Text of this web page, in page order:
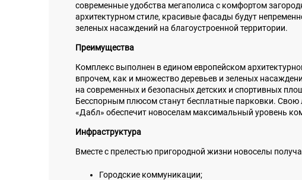
современные удобства мегаполиса с комфортом
архитектурном стиле, красивые фасады будут
зеленых насаждений на благоустроенной территории.
Преимущества
Комплекс выполнен в едином европейском
впрочем, как и множество деревьев и зеленых
на современных и безопасных детских и спортивных
Бесспорным плюсом станут бесплатные парковки.
«Дабл» обеспечит новоселам максимальный уровень
Инфраструктура
Вместе с прелестью пригородной жизни новоселы
Городские коммуникации;